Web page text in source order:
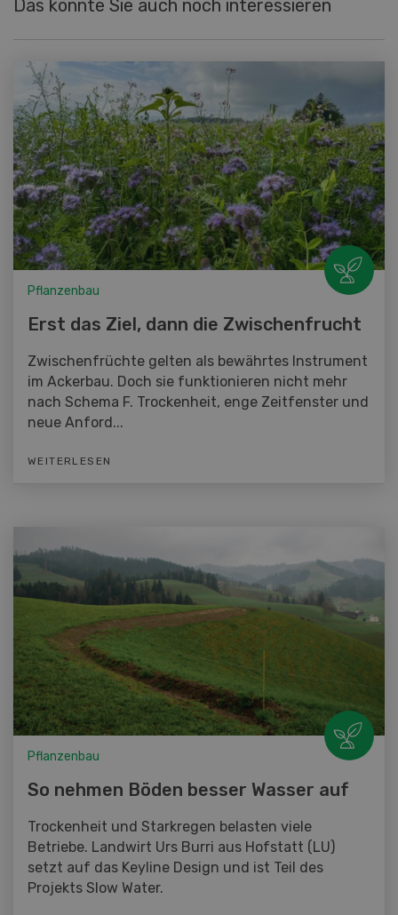
Das könnte Sie auch noch interessieren
Pflanzenbau
Erst das Ziel, dann die Zwischenfrucht
Zwischenfrüchte gelten als bewährtes Instrument
im Ackerbau. Doch sie funktionieren nicht mehr
nach Schema F. Trockenheit, enge Zeitfenster und
neue Anford...
WEITERLESEN
Pflanzenbau
So nehmen Böden besser Wasser auf
Trockenheit und Starkregen belasten viele
Betriebe. Landwirt Urs Burri aus Hofstatt (LU)
setzt auf das Keyline Design und ist Teil des
Projekts Slow Water.